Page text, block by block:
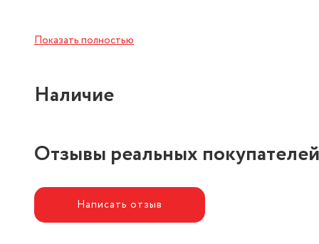
Показать полностью
Наличие
Отзывы реальных покупателей
Написать отзыв